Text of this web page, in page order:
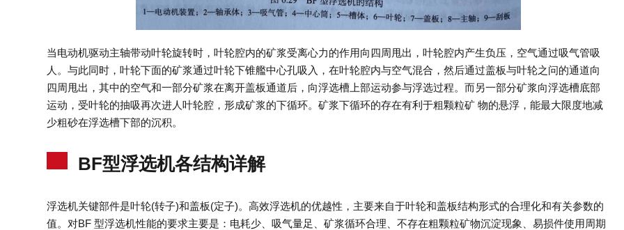
当电动机驱动主轴带动叶轮旋转时，叶轮腔内的矿浆受离心力的作用向四周甩出，叶轮腔内产生负压，空气通过吸气管吸
人。与此同时，叶轮下面的矿浆通过叶轮下锥艦中心孔吸入，在叶轮腔内与空气混合，然后通过盖板与叶轮之问的通道向
四周甩出，其中的空气和一部分矿浆在离开盖板通道后，向浮选槽上部运动参与浮选过程。而另一部分矿浆向浮选槽底部
运动，受叶轮的抽吸再次进人叶轮腔，形成矿浆的下循环。矿浆下循环的存在有利于粗颗粒矿 物的悬浮，能最大限度地减
少粗砂在浮选槽下部的沉积。
BF型浮选机各结构详解
浮选机关键部件是叶轮(转子)和盖板(定子)。高效浮选机的优越性，主要来自于叶轮和盖板结构形式的合理化和有关参数的
值。对BF 型浮选机性能的要求主要是：电耗少、吸气量足、矿浆循环合理、不存在粗颗粒矿物沉淀现象、易损件使用周期